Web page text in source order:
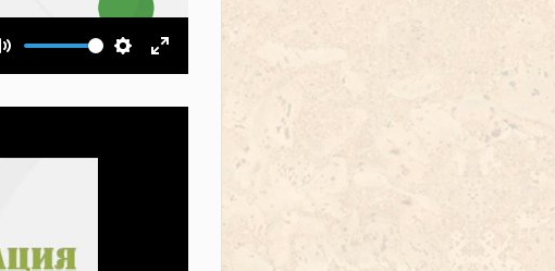
Выключить звукНастройки
На весь экран